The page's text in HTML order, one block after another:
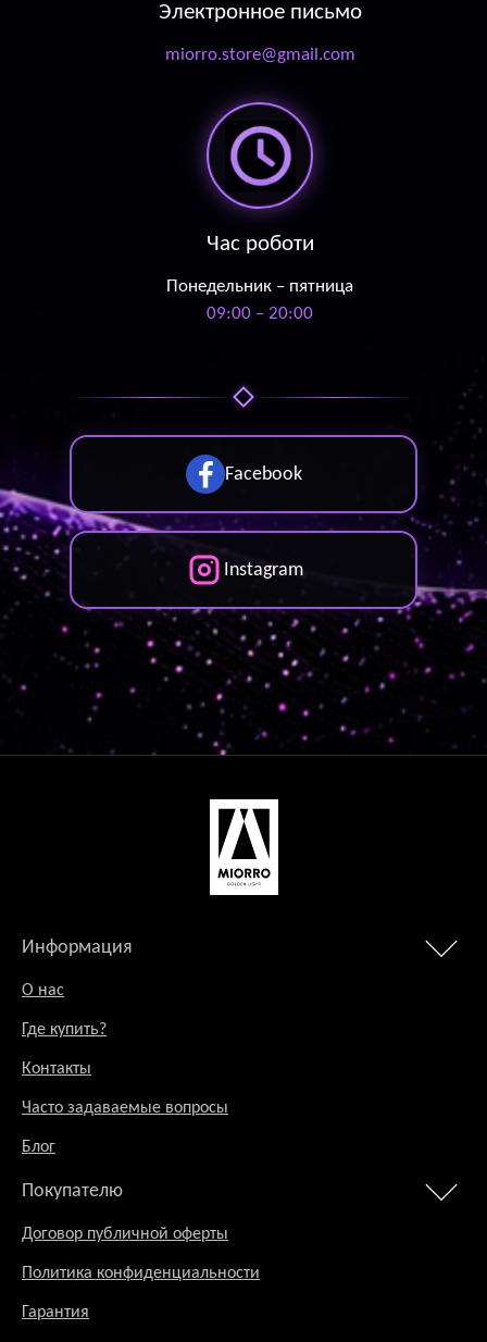
Электронное письмо
miorro.store@gmail.com
Час роботи
Понедельник – пятница
09:00 – 20:00
Facebook
Instagram
Информация
О нас
Где купить?
Контакты
Часто задаваемые вопросы
Блог
Покупателю
Договор публичной оферты
Политика конфиденциальности
Гарантия